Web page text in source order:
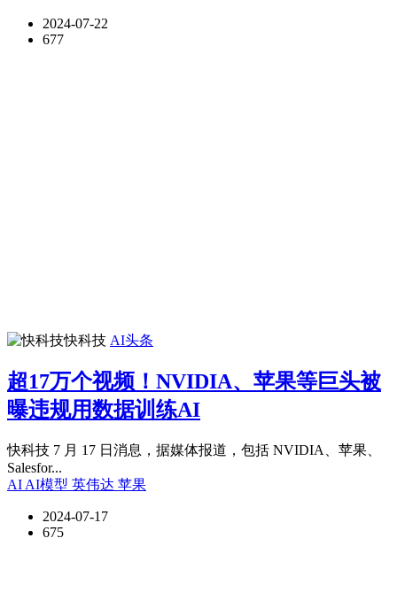
2024-07-22
677
快科技 AI头条
超17万个视频！NVIDIA、苹果等巨头被
曝违规用数据训练AI
快科技 7 月 17 日消息，据媒体报道，包括 NVIDIA、苹果、
Salesfor...
AI AI模型 英伟达 苹果
2024-07-17
675